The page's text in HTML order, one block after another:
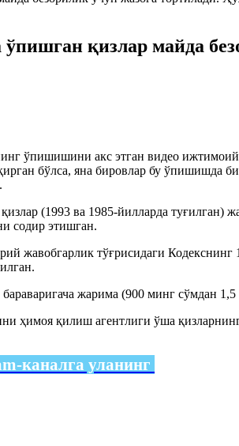
қизлар майда
ўпишишини акс этган видео
бўлса, яна бировлар бу
(1993 ва 1985-йилларда туғилган)
содир этишган.
жавобгарлик тўғрисидаги
жарима (900 минг сўмдан
ҳимоя қилиш агентлиги ўша
каналга уланинг